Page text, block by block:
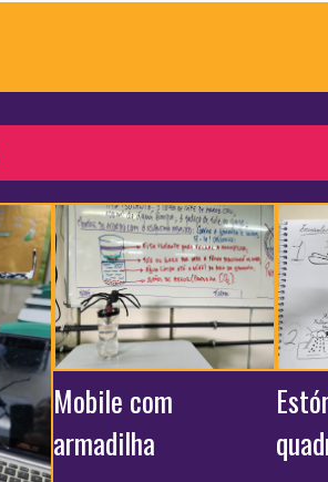
Mobile com
armadilha